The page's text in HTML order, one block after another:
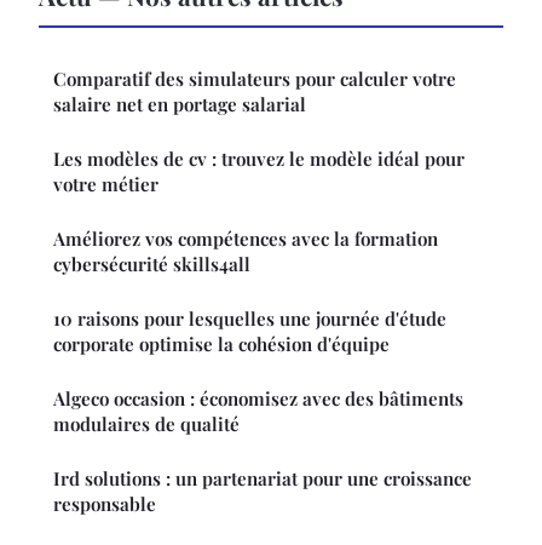
Comparatif des simulateurs pour calculer votre
salaire net en portage salarial
Les modèles de cv : trouvez le modèle idéal pour
votre métier
Améliorez vos compétences avec la formation
cybersécurité skills4all
10 raisons pour lesquelles une journée d'étude
corporate optimise la cohésion d'équipe
Algeco occasion : économisez avec des bâtiments
modulaires de qualité
Ird solutions : un partenariat pour une croissance
responsable